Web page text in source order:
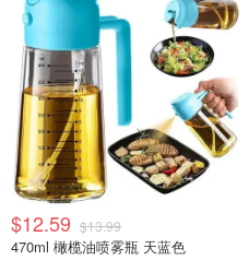
$12.59 $13.99
470ml 橄榄油喷雾瓶 天蓝色